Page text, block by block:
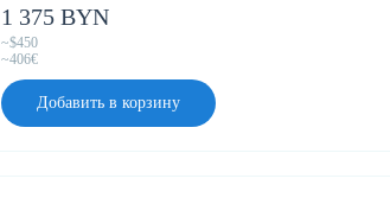
1 375 BYN
~$450
~406€
Добавить в корзину